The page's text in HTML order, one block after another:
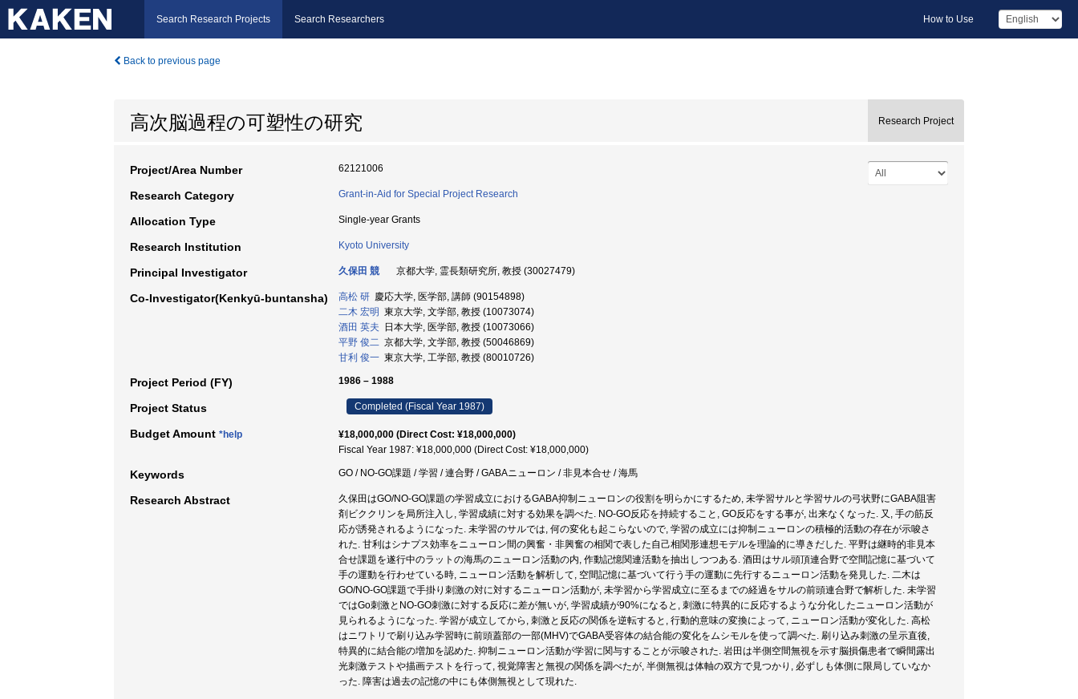
Search Research Projects Search Researchers How to Use
Back to previous page
高次脳過程の可塑性の研究 Research Project
Project/Area Number 62121006
Research Category Grant-in-Aid for Special Project Research
Allocation Type Single-year Grants
Research Institution Kyoto University
Principal Investigator 久保田 競 京都大学, 霊長類研究所, 教授 (30027479)
Co-Investigator(Kenkyū-buntansha) 高松 研 慶応大学, 医学部, 講師 (90154898)
二木 宏明 東京大学, 文学部, 教授 (10073074)
酒田 英夫 日本大学, 医学部, 教授 (10073066)
平野 俊二 京都大学, 文学部, 教授 (50046869)
甘利 俊一 東京大学, 工学部, 教授 (80010726)
Project Period (FY) 1986 – 1988
Project Status Completed (Fiscal Year 1987)
Budget Amount *help
¥18,000,000 (Direct Cost: ¥18,000,000)
Fiscal Year 1987: ¥18,000,000 (Direct Cost: ¥18,000,000)
Keywords GO / NO-GO課題 / 学習 / 連合野 / GABAニューロン / 非見本合せ / 海馬
Research Abstract
久保田はGO/NO-GO課題の学習成立におけるGABA抑制ニューロンの役割を明らかにするため, 未学習サルと学習サルの弓状野にGABA阻害
剤ビククリンを局所注入し, 学習成績に対する効果を調べた. NO-GO反応を持続すること, GO反応をする事が, 出来なくなった. 又, 手の筋反
応が誘発されるようになった. 未学習のサルでは, 何の変化も起こらないので, 学習の成立には抑制ニューロンの積極的活動の存在が示唆さ
れた. 甘利はシナプス効率をニューロン間の興奮・非興奮の相関で表した自己相関形連想モデルを理論的に導きだした. 平野は継時的非見本
合せ課題を遂行中のラットの海馬のニューロン活動の内, 作動記憶関連活動を抽出しつつある. 酒田はサル頭頂連合野で空間記憶に基づいて
手の運動を行わせている時, ニューロン活動を解析して, 空間記憶に基づいて行う手の運動に先行するニューロン活動を発見した. 二木は
GO/NO-GO課題で手掛り刺激の対に対するニューロン活動が, 未学習から学習成立に至るまでの経過をサルの前頭連合野で解析した. 未学習
ではGo刺激とNO-GO刺激に対する反応に差が無いが, 学習成績が90%になると, 刺激に特異的に反応するような分化したニューロン活動が
見られるようになった. 学習が成立してから, 刺激と反応の関係を逆転すると, 行動的意味の変換によって, ニューロン活動が変化した. 高松
はニワトリで刷り込み学習時に前頭蓋部の一部(MHV)でGABA受容体の結合能の変化をムシモルを使って調べた. 刷り込み刺激の呈示直後,
特異的に結合能の増加を認めた. 抑制ニューロン活動が学習に関与することが示唆された. 岩田は半側空間無視を示す脳損傷患者で瞬間露出
光刺激テストや描画テストを行って, 視覚障害と無視の関係を調べたが, 半側無視は体軸の双方で見つかり, 必ずしも体側に限局していなか
った. 障害は過去の記憶の中にも体側無視として現れた.